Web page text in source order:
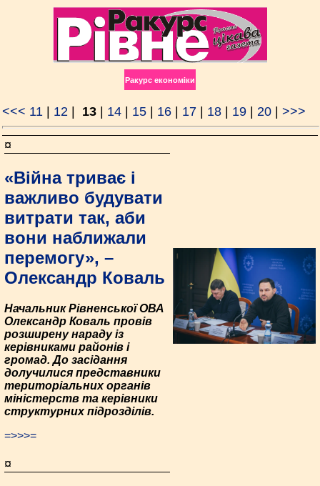
Ракурс економiки
<<< 11 12 13 14 15 16 17 18 19 20 >>>
¤
«Війна триває і
важливо будувати
витрати так, аби
вони наближали
перемогу», –
Олександр Коваль
Начальник Рівненської ОВА
Олександр Коваль провів
розширену нараду із
керівниками районів і
громад. До засідання
долучилися представники
територіальних органів
міністерств та керівники
структурних підрозділів.
=>>>=
¤